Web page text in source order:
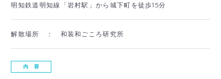
明知鉄道明知線「岩村駅」から城下町を徒歩15分
解散場所 ： 和装和ごころ研究所
内 容